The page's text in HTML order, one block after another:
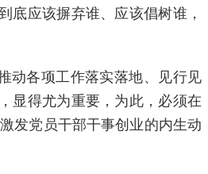
底应该摒弃谁、应该倡树谁，
动各项工作落实落地、见行见
显得尤为重要，为此，必须在
发党员干部干事创业的内生动